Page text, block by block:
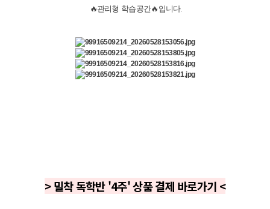
🔥​관리형 학습공간🔥 입니다.
> 밀착 독학반 '4주' 상품 결제 바로가기 <